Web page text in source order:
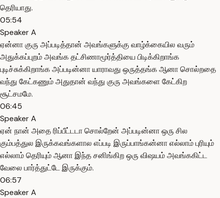
தெரியாது.
05:54
Speaker A
ஏன்னா குரு அப்படித்தான் அவங்களுக்கு வாழ்க்கையில வரும்
அதுக்கப்புறம் அவங்க தட்சிணாமூர்த்தியை பிடிக்கிறாங்க
புடிச்சுக்கிறாங்க அப்படின்னா யாராவது ஒருத்தங்க ஆனா சொல்றதை
வந்து கேட்கணும் அதுதான் வந்து குரு அவங்களை கேட்கிற
சூட்சமமே.
06:45
Speaker A
ஏன் நான் அதை ரிப்பீட்டடா சொல்றேன் அப்படின்னா ஒரு சில
கும்பத்துல இருக்கவங்களால எப்படி இருப்பாங்கன்னா எல்லாம் புரியும்
எல்லாம் தெரியும் ஆனா இந்த சனிங்கிற ஒரு விஷயம் அவங்ககிட்ட
வேலை பார்த்துட்டே இருக்கும்.
06:57
Speaker A